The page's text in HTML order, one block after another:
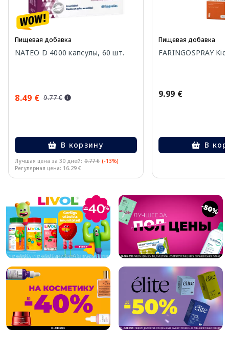
Пищевая добавка
NATEO D 4000 капсулы, 60 шт.
8.49 € 9.77 €
В корзину
Лучшая цена за 30 дней: 9.77 € (-13%)
Регулярная цена: 16.29 €
Пищевая добавка
FARINGOSPRAY
9.99 €
В